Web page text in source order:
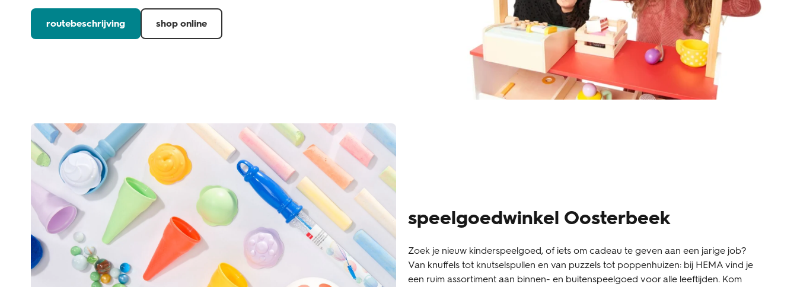
routebeschrijving shop online
speelgoedwinkel Oosterbeek
Zoek je nieuw kinderspeelgoed, of iets om cadeau te geven aan een jarige job?
Van knuffels tot knutselspullen en van puzzels tot poppenhuizen: bij HEMA vind je
een ruim assortiment aan binnen- en buitenspeelgoed voor alle leeftijden. Kom